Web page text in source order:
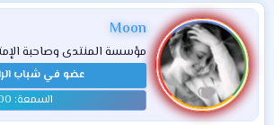
Moon
مؤسسة المنتدى وصاحبة
عضو في شباب